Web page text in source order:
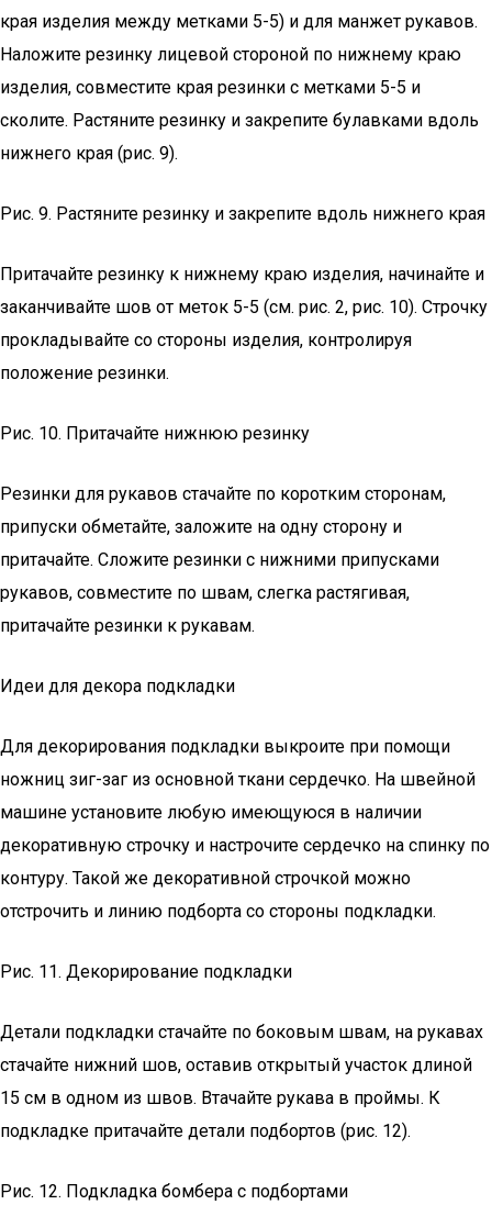
края изделия между метками 5-5) и для манжет рукавов.
Наложите резинку лицевой стороной по нижнему краю
изделия, совместите края резинки с метками 5-5 и
сколите. Растяните резинку и закрепите булавками вдоль
нижнего края (рис. 9).
Рис. 9. Растяните резинку и закрепите вдоль нижнего края
Притачайте резинку к нижнему краю изделия, начинайте и
заканчивайте шов от меток 5-5 (см. рис. 2, рис. 10). Строчку
прокладывайте со стороны изделия, контролируя
положение резинки.
Рис. 10. Притачайте нижнюю резинку
Резинки для рукавов стачайте по коротким сторонам,
припуски обметайте, заложите на одну сторону и
притачайте. Сложите резинки с нижними припусками
рукавов, совместите по швам, слегка растягивая,
притачайте резинки к рукавам.
Идеи для декора подкладки
Для декорирования подкладки выкроите при помощи
ножниц зиг-заг из основной ткани сердечко. На швейной
машине установите любую имеющуюся в наличии
декоративную строчку и настрочите сердечко на спинку по
контуру. Такой же декоративной строчкой можно
отстрочить и линию подборта со стороны подкладки.
Рис. 11. Декорирование подкладки
Детали подкладки стачайте по боковым швам, на рукавах
стачайте нижний шов, оставив открытый участок длиной
15 см в одном из швов. Втачайте рукава в проймы. К
подкладке притачайте детали подбортов (рис. 12).
Рис. 12. Подкладка бомбера с подбортами